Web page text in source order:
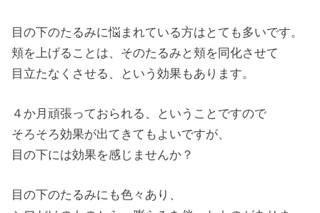
目の下のたるみに悩まれている方はとても多いです。
頬を上げることは、そのたるみと頬を同化させて
目立たなくさせる、という効果もあります。
４か月頑張っておられる、ということですので
そろそろ効果が出てきてもよいですが、
目の下には効果を感じませんか？
目の下のたるみにも色々あり、